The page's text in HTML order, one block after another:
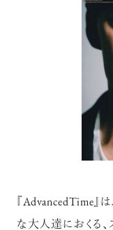
『AdvancedTime』
な大人達におくる、